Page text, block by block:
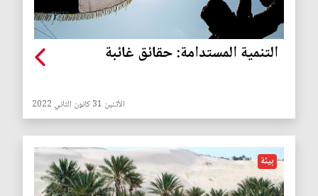
التنمية المستدامة: حقائق غائبة
الأثنين 31 كانون الثاني 2022
بيئة